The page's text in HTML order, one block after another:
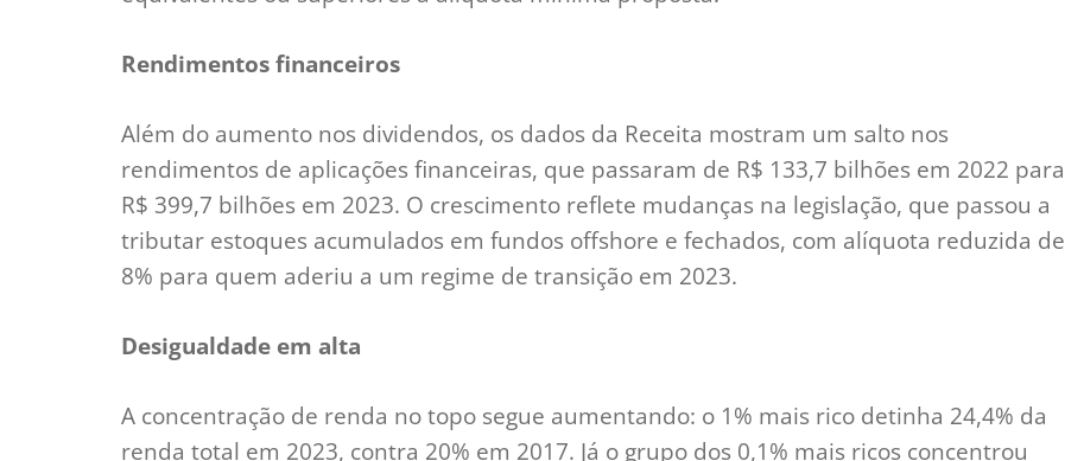
Rendimentos financeiros
Além do aumento nos dividendos, os dados da Receita mostram um salto nos
rendimentos de aplicações financeiras, que passaram de R$ 133,7 bilhões em 2022 para
R$ 399,7 bilhões em 2023. O crescimento reflete mudanças na legislação, que passou a
tributar estoques acumulados em fundos offshore e fechados, com alíquota reduzida de
8% para quem aderiu a um regime de transição em 2023.
Desigualdade em alta
A concentração de renda no topo segue aumentando: o 1% mais rico detinha 24,4% da
renda total em 2023, contra 20% em 2017. Já o grupo dos 0,1% mais ricos concentrou